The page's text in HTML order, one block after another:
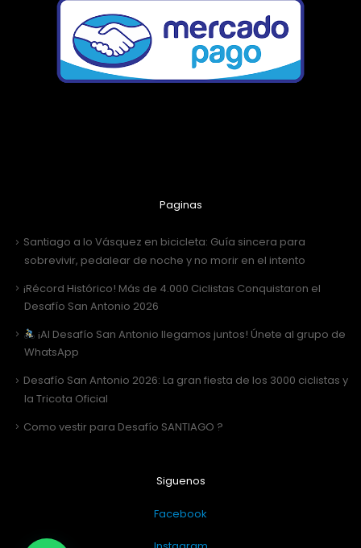
Paginas
Santiago a lo Vásquez en bicicleta: Guía sincera para
sobrevivir, pedalear de noche y no morir en el intento
¡Récord Histórico! Más de 4.000 Ciclistas Conquistaron el
Desafío San Antonio 2026
¡Al Desafío San Antonio llegamos juntos! Únete al grupo de
WhatsApp
Desafío San Antonio 2026: La gran fiesta de los 3000 ciclistas y
la Tricota Oficial
Como vestir para Desafío SANTIAGO ?
Siguenos
Facebook